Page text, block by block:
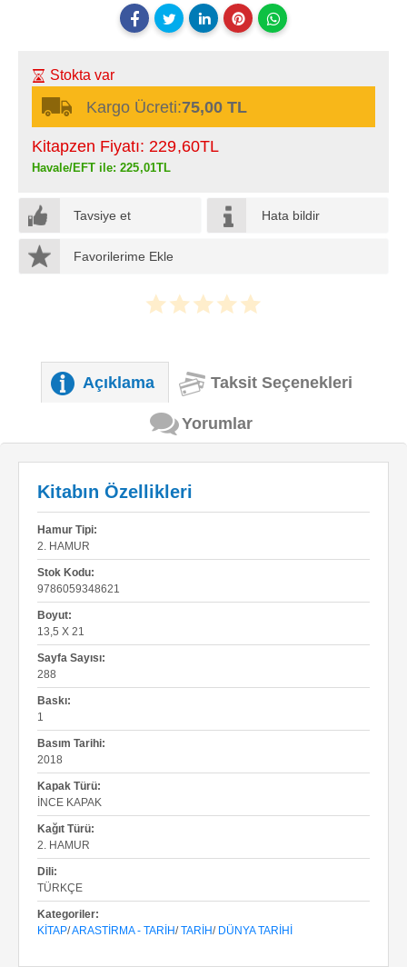
Stokta var
Kargo Ücreti:75,00 TL
Kitapzen Fiyatı: 229,60TL
Havale/EFT ile: 225,01TL
Tavsiye et Hata bildir
Favorilerime Ekle
Açıklama Taksit Seçenekleri
Yorumlar
Kitabın Özellikleri
Hamur Tipi:
2. HAMUR
Stok Kodu:
9786059348621
Boyut:
13,5 X 21
Sayfa Sayısı:
288
Baskı:
1
Basım Tarihi:
2018
Kapak Türü:
İNCE KAPAK
Kağıt Türü:
2. HAMUR
Dili:
TÜRKÇE
Kategoriler:
KITAP/ARASTIRMA - TARIH/TARIH/ DÜNYA TARIHI